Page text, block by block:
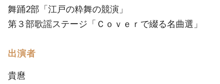
舞踊2部「江戸の粋舞の競演」
第３部歌謡ステージ「Ｃｏｖｅｒで綴る名曲選」
出演者
貴麿